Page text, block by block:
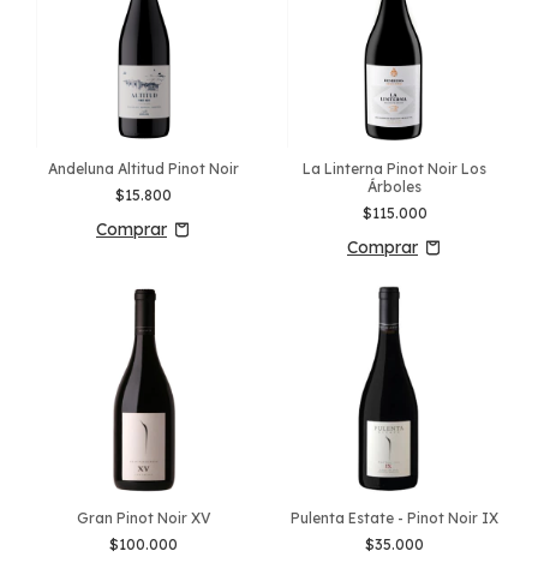
Andeluna Altitud Pinot Noir
$15.800
La Linterna Pinot Noir Los
Árboles
$115.000
Gran Pinot Noir XV
$100.000
Pulenta Estate - Pinot Noir IX
$35.000